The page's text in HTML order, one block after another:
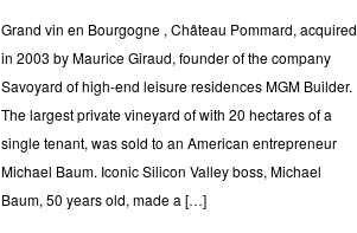
Grand vin en Bourgogne , Château Pommard, acquired
in 2003 by Maurice Giraud, founder of the company
Savoyard of high-end leisure residences MGM Builder.
The largest private vineyard of with 20 hectares of a
single tenant, was sold to an American entrepreneur
Michael Baum. Iconic Silicon Valley boss, Michael
Baum, 50 years old, made a […]